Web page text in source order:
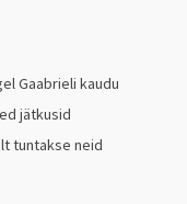
Gaabrieli kaudu
jätkusid
tuntakse neid